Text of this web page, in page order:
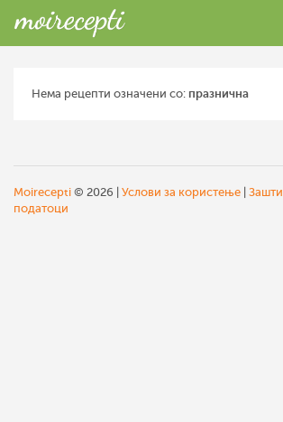
Нема рецепти означени со: празнична
Moirecepti © 2026 | Услови за користење
податоци